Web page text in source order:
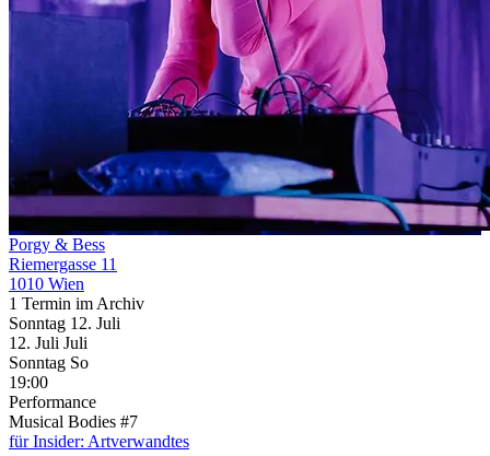
Porgy & Bess
Riemergasse 11
1010 Wien
1 Termin im Archiv
Sonntag 12. Juli
12. Juli Juli
Sonntag So
19:00
Performance
Musical Bodies #7
für Insider: Artverwandtes